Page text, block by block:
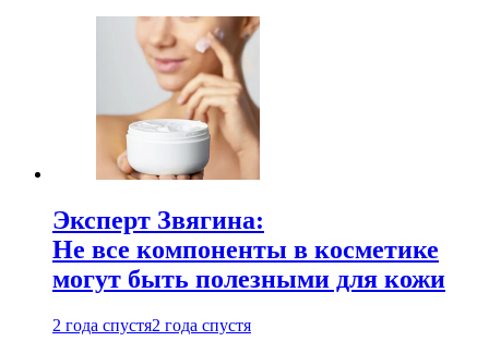
Эксперт Звягина:
Не все компоненты в косметике
могут быть полезными для кожи
2 года спустя2 года спустя